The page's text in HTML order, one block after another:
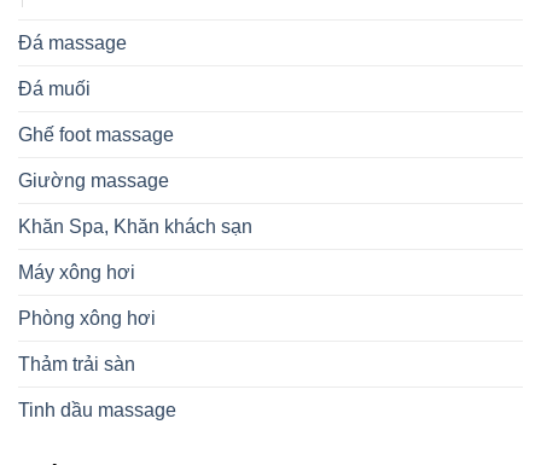
Đá massage
Đá muối
Ghế foot massage
Giường massage
Khăn Spa, Khăn khách sạn
Máy xông hơi
Phòng xông hơi
Thảm trải sàn
Tinh dầu massage